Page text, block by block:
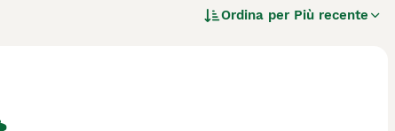
siciliano e indica il recinto per il bestiame. Dal punto di
un atteggiamento calmo in assenza di
rispondendo alle esigenze dei pastori siciliani. Oggi,
considerato un tesoro della tradizione agricola siciliana,
rilevanti includono "cane di mannara cuccioli", "pastore
Ordina per Più recente